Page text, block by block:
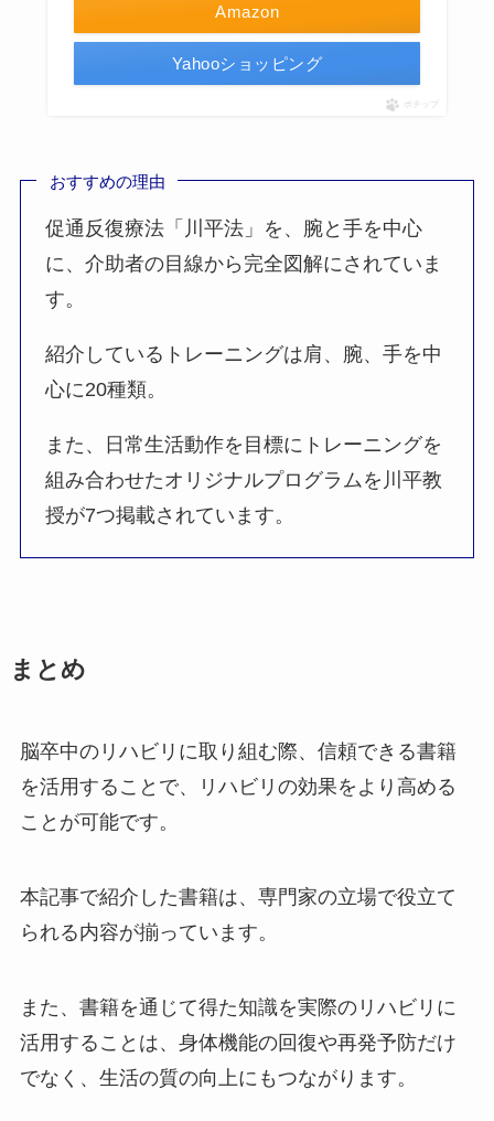
Amazon
Yahooショッピング
ポチップ
おすすめの理由
促通反復療法「川平法」を、腕と手を中心
に、介助者の目線から完全図解にされていま
す。
紹介しているトレーニングは肩、腕、手を中
心に20種類。
また、日常生活動作を目標にトレーニングを
組み合わせたオリジナルプログラムを川平教
授が7つ掲載されています。
まとめ
脳卒中のリハビリに取り組む際、信頼できる書籍
を活用することで、リハビリの効果をより高める
ことが可能です。
本記事で紹介した書籍は、専門家の立場で役立て
られる内容が揃っています。
また、書籍を通じて得た知識を実際のリハビリに
活用することは、身体機能の回復や再発予防だけ
でなく、生活の質の向上にもつながります。